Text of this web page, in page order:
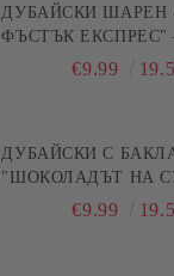
ДУБАЙСКИ ШАРЕН "ШАМ-
ФЪСТЪК ЕКСПРЕС"
БЪРЗА ПИСТА КЪМ
€9.99
ДУБАЙСКИ С
"ШОКОЛАДЪТ НА
€9.99